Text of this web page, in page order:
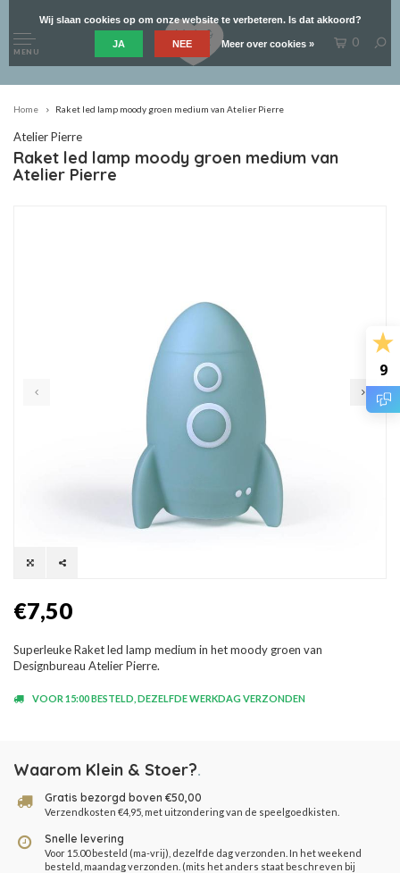
9
MENU
0
Home Raket led lamp moody groen medium van Atelier Pierre
Atelier Pierre
Raket led lamp moody groen medium van
Atelier Pierre
€7,50
Superleuke Raket led lamp medium in het moody groen van
Designbureau Atelier Pierre.
VOOR 15:00 BESTELD, DEZELFDE WERKDAG VERZONDEN
Waarom Klein & Stoer?.
Gratis bezorgd boven €50,00
Verzendkosten €4,95, met uitzondering van de speelgoedkisten.
Snelle levering
Voor 15.00 besteld (ma-vrij), dezelfde dag verzonden. In het weekend
besteld, maandag verzonden. (mits het anders staat beschreven bij
Wij slaan cookies op om onze website te verbeteren. Is dat akkoord?
JA NEE Meer over cookies »